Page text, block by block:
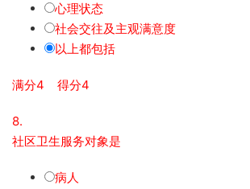
心理状态
社会交往及主观满意度
以上都包括
满分4 得分4
8.
社区卫生服务对象是
病人